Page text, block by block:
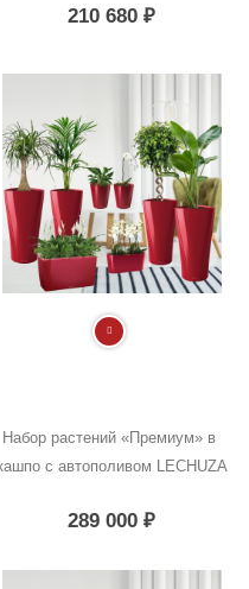
210 680₽
Набор растений «Премиум» в
с автополивом LECHUZA
289 000₽